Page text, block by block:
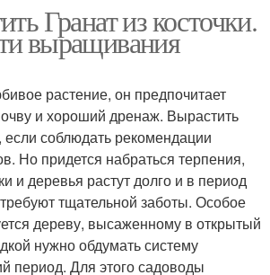
Гранат из косточки.
выращивания
растение, он предпочитает
и хороший дренаж. Вырастить
соблюдать рекомендации
Но придется набраться терпения,
и деревья растут долго и в период
тщательной заботы. Особое
дереву, высаженному в открытый
нужно обдумать систему
период. Для этого садоводы